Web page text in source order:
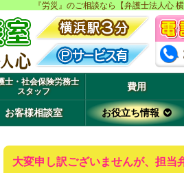
『労災』のご相談なら【弁護士法人心
士・社会保険労務士
スタッフ
費用
お客様相談室 お役立ち情報
大変申し訳ございませんが、担当